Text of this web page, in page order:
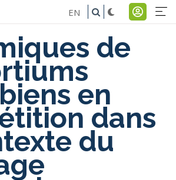
Menu
du
EN
de
en
dans
du